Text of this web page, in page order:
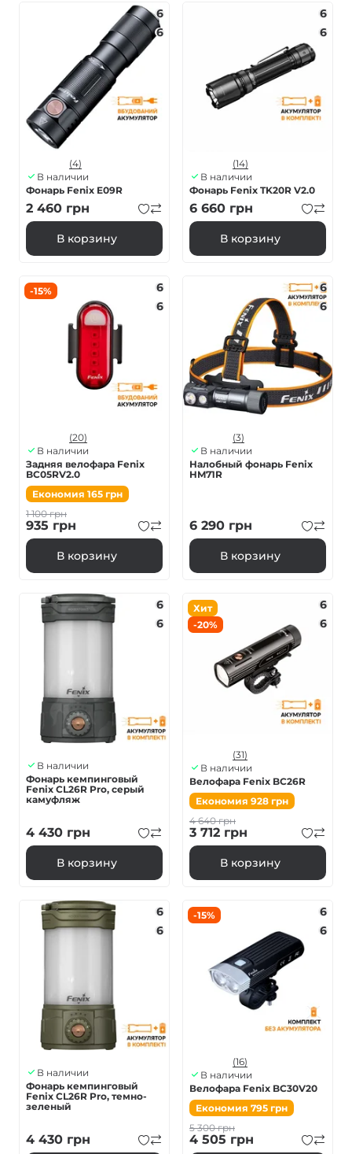
6
6
(4)
В наличии
Фонарь Fenix E09R
2 460 грн
В корзину
6
6
(14)
В наличии
Фонарь Fenix TK20R V2.0
6 660 грн
В корзину
-15%
6
6
(20)
В наличии
Задняя велофара Fenix
BC05RV2.0
Економия 165 грн
1 100грн
935 грн
В корзину
6
6
(3)
В наличии
Налобный фонарь Fenix
HM71R
6 290 грн
В корзину
6
6
В наличии
Фонарь кемпинговый
Fenix ​​CL26R Pro, серый
камуфляж
4 430 грн
В корзину
Хит
-20%
6
6
(31)
В наличии
Велофара Fenix BC26R
Економия 928 грн
4 640грн
3 712 грн
В корзину
6
6
В наличии
Фонарь кемпинговый
Fenix ​​CL26R Pro, темно-
зеленый
4 430 грн
-15%
6
6
(16)
В наличии
Велофара Fenix BC30V20
Економия 795 грн
5 300грн
4 505 грн